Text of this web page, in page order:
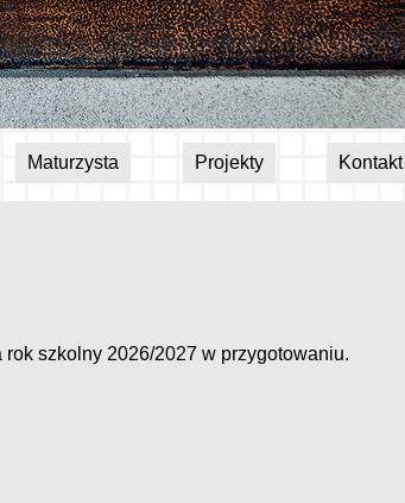
Maturzysta Projekty Kontakt
szkolny 2026/2027 w przygotowaniu.